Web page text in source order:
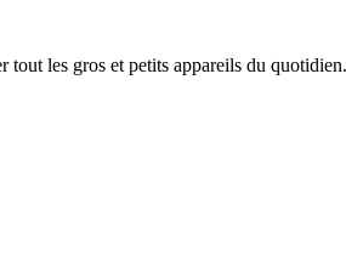
les gros et petits appareils du